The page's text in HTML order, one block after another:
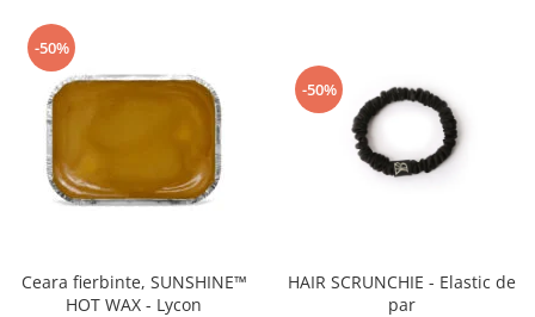
-50%
Ceara fierbinte, SUNSHINE™
HOT WAX - Lycon
-50%
HAIR SCRUNCHIE - Elastic de
par